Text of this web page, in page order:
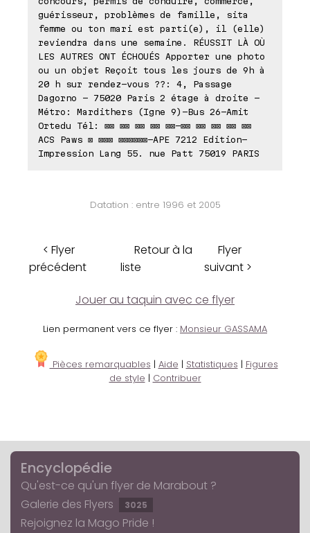
guérisseur, problèmes de famille, sita
femme ou ton mari est parti(e), il (elle)
reviendra dans une semaine. RÉUSSIT LÀ OÙ
LES AUTRES ONT ÉCHOUÉS Apporter une photo
ou un objet Reçoit tous les jours de 9h à
20 h sur rendez-vous ??: 4, Passage
Dagorno - 75020 Paris 2 étage à droite -
Métro: Mardithers (Igne 9)-Bus 26-Amit
Ortedu Tél: ⊠⊠ ⊠⊠ ⊠⊠ ⊠⊠ ⊠⊠-⊠⊠ ⊠⊠ ⊠⊠ ⊠⊠ ⊠⊠
ACS Paws ⊠ ⊠⊠⊠ ⊠⊠⊠⊠⊠⊠-APE 7212 Edition-
Impression Lang 55. nue Patt 75019 PARIS
Datation : entre 1996 et 2005
< Flyer
précédent
Retour à la
liste
Flyer
suivant >
Jouer au taquin avec ce flyer
Lien permanent vers ce flyer : Monsieur GASSAMA
Pièces remarquables | Aide | Statistiques | Figures
de style | Contribuer
Encyclopédie
Qu'est-ce qu'un flyer de Marabout ?
Galerie des Flyers
3025
Rejoignez la Mago Pride !